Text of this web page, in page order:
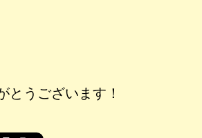
とうございます！